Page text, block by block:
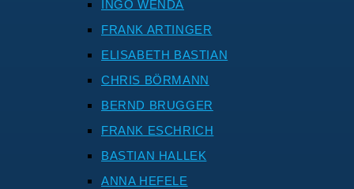
INGO WENDA
FRANK ARTINGER
ELISABETH BASTIAN
CHRIS BÖRMANN
BERND BRUGGER
FRANK ESCHRICH
BASTIAN HALLEK
ANNA HEFELE